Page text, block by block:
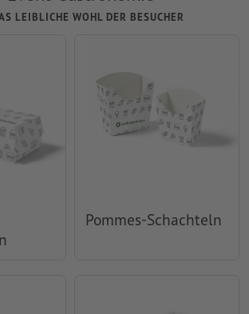
LEIBLICHE WOHL DER BESUCHER
Pommes-Schachteln